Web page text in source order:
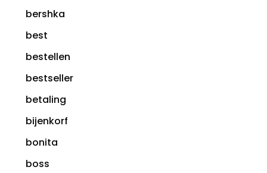
bershka
best
bestellen
bestseller
betaling
bijenkorf
bonita
boss